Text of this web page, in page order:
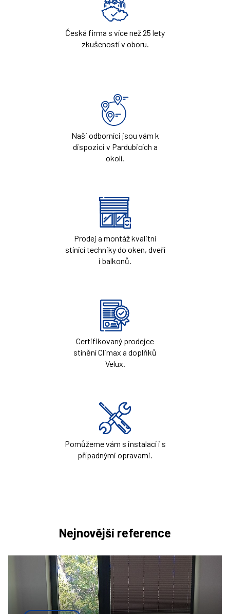
Česká firma s více než 25 lety
zkušeností v oboru.
Naši odborníci jsou vám k
dispozici v Pardubicích a
okolí.
Prodej a montáž kvalitní
stínící techniky do oken, dveří
i balkonů.
Certifikovaný prodejce
stínění Climax a doplňků
Velux.
Pomůžeme vám s instalací i s
případnými opravami.
Nejnovější reference